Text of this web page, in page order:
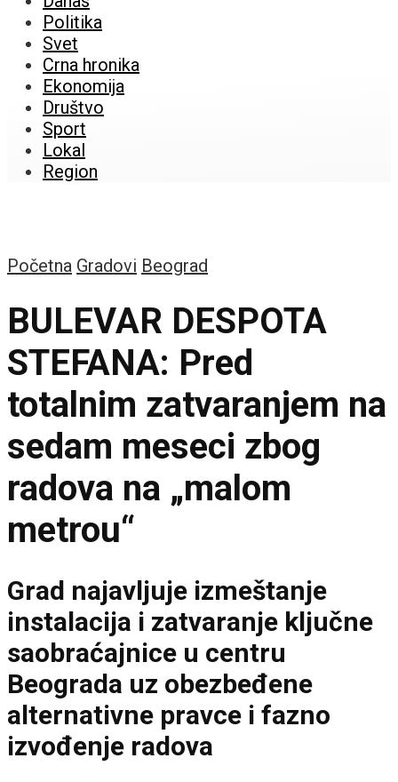
Politika
Svet
Crna hronika
Ekonomija
Društvo
Sport
Lokal
Region
Početna Gradovi Beograd
BULEVAR DESPOTA
STEFANA: Pred
totalnim zatvaranjem na
sedam meseci zbog
radova na „malom
metrou“
Grad najavljuje izmeštanje
instalacija i zatvaranje ključne
saobraćajnice u centru
Beograda uz obezbeđene
alternativne pravce i fazno
izvođenje radova